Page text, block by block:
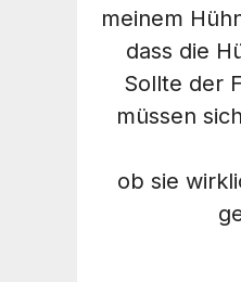
meinem
dass die
Sollte der
müssen
ob sie